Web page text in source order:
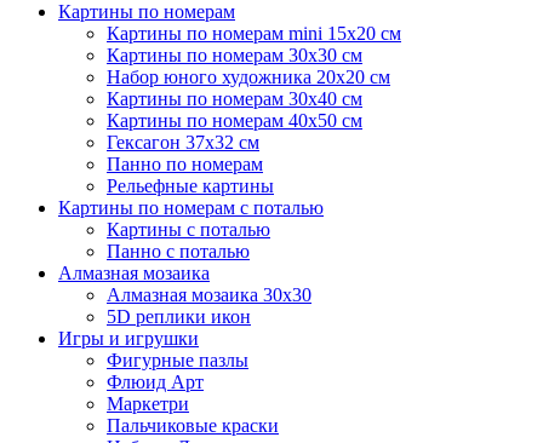
Картины по номерам
Картины по номерам mini 15х20 см
Картины по номерам 30x30 см
Набор юного художника 20х20 см
Картины по номерам 30х40 см
Картины по номерам 40х50 см
Гексагон 37х32 см
Панно по номерам
Рельефные картины
Картины по номерам с поталью
Картины с поталью
Панно с поталью
Алмазная мозаика
Алмазная мозаика 30х30
5D реплики икон
Игры и игрушки
Фигурные пазлы
Флюид Арт
Маркетри
Пальчиковые краски